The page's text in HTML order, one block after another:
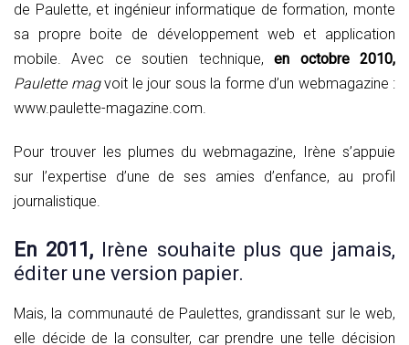
de Paulette, et ingénieur informatique de formation, monte
sa propre boite de développement web et application
mobile. Avec ce soutien technique,en octobre 2010,
Paulette magvoit le jour sous la forme d’un webmagazine :
www.paulette-magazine.com.
Pour trouver les plumes du webmagazine, Irène s’appuie
sur l’expertise d’une de ses amies d’enfance, au profil
journalistique.
En 2011, Irène souhaite plus que jamais,
éditer une version papier.
Mais, la communauté de Paulettes, grandissant sur le web,
elle décide de la consulter, car prendre une telle décision